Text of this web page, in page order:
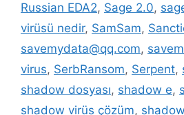
Russian EDA2, Sage 2.0,
virüsü nedir, SamSam,
savemydata@qq.com,
virus, SerbRansom, Serpent,
shadow dosyası, shadow e,
shadow virüs çözüm,